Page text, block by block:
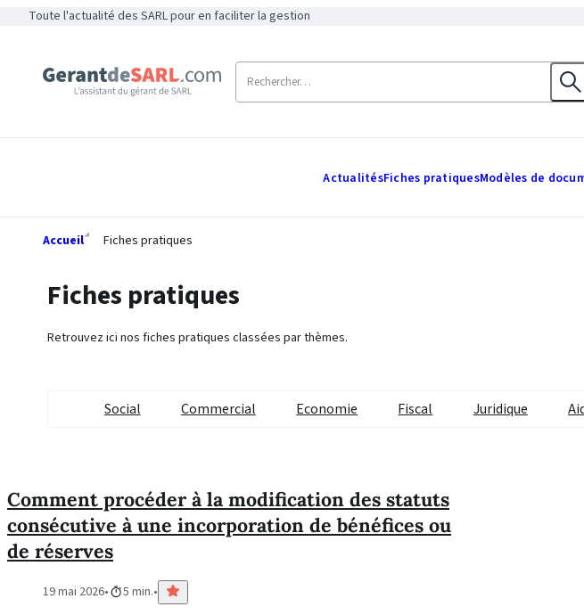
Toute l'actualité des SARL pour en faciliter la gestion
ActualitésFiches pratiquesModèles de
Accueil Fiches pratiques
Fiches pratiques
Retrouvez ici nos fiches pratiques classées par thèmes.
Social Commercial Economie Fiscal Juridique
Comment procéder à la modification des statuts
consécutive à une incorporation de bénéfices ou
de réserves
19 mai 2026 5 min.